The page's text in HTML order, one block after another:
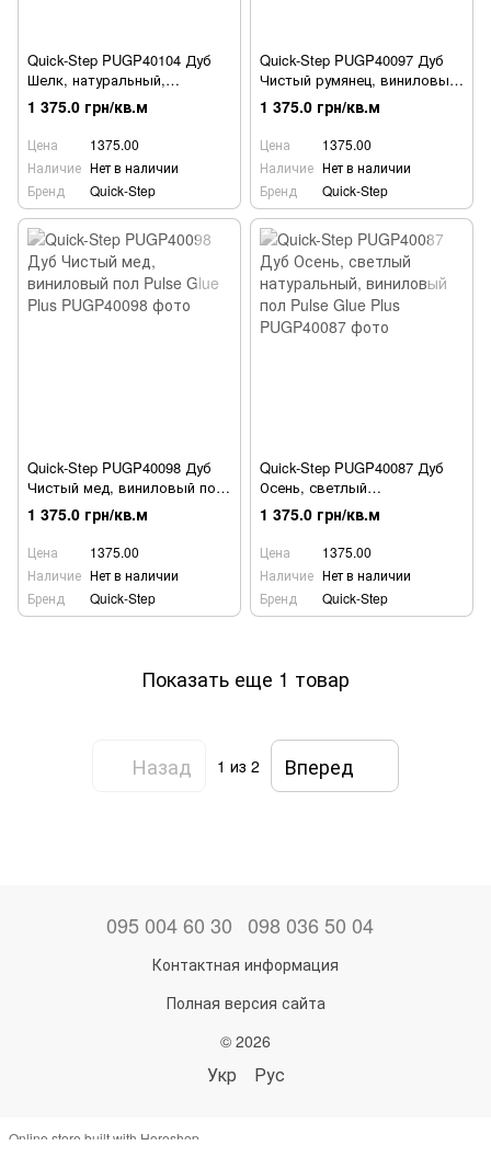
Quick-Step PUGP40104 Дуб
Шелк, натуральный,
виниловый пол Pulse Glue
Plus
1 375.0 грн/кв.м
Цена
1375.00
Наличие Нет в наличии
Бренд
Quick-Step
Quick-Step PUGP40097 Дуб
Чистый румянец, виниловый
пол Pulse Glue Plus
1 375.0 грн/кв.м
Цена
1375.00
Наличие Нет в наличии
Бренд
Quick-Step
Quick-Step PUGP40098 Дуб
Чистый мед, виниловый пол
Pulse Glue Plus
1 375.0 грн/кв.м
Цена
1375.00
Наличие Нет в наличии
Бренд
Quick-Step
Quick-Step PUGP40087 Дуб
Осень, светлый
натуральный, виниловый пол
Pulse Glue Plus
1 375.0 грн/кв.м
Цена
1375.00
Наличие Нет в наличии
Бренд
Quick-Step
Показать еще 1 товар
Назад 1 из 2 Вперед
095 004 60 30 098 036 50 04
Контактная информация
Полная версия сайта
© 2026
Укр Рус
Online store built with Horoshop